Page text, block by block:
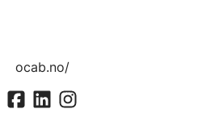
ocab.no/